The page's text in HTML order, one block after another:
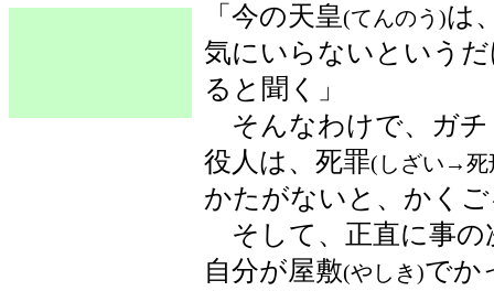
「今の天皇(てんのう)は
気にいらないという
ると聞く」
そんなわけで、ガチ
役人は、死罪(しざい→死
かたがないと、かく
そして、正直に事の
自分が屋敷(やしき)でか